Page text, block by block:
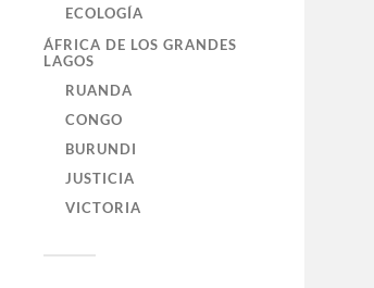
ECOLOGÍA
ÁFRICA DE LOS GRANDES
LAGOS
RUANDA
CONGO
BURUNDI
JUSTICIA
VICTORIA